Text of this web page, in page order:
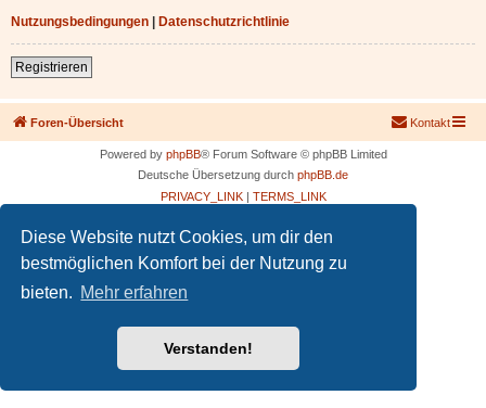
Diese Website nutzt Cookies, um dir den
bestmöglichen Komfort bei der Nutzung zu
bieten. Mehr erfahren
Verstanden!
Nutzungsbedingungen | Datenschutzrichtlinie
Registrieren
Foren-Übersicht Kontakt
Powered by phpBB® Forum Software © phpBB Limited
Deutsche Übersetzung durch phpBB.de
PRIVACY_LINK| TERMS_LINK